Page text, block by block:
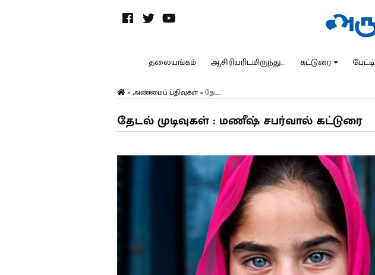
தலையங்கம் ஆசிரியரிடமிருந்து... கட்டுரை பேட்டி
» அண்மைப் பதிவுகள்» தேட...
தேடல் முடிவுகள் : மணீஷ் சபர்வால் கட்டுரை